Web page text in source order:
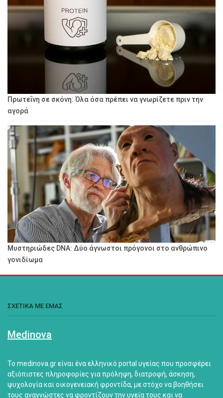
Πρωτεΐνη σε σκόνη: Όλα όσα πρέπει να γνωρίζετε πριν την
αγορά
Μυστηριώδες DNA: Δύο άγνωστοι πρόγονοι στο ανθρώπινο
γονιδίωμα
ΣΧΕΤΙΚΑ ΜΕ ΕΜΑΣ
Medinova
Το medinova.gr είναι ένα ελληνικό portal υγείας που προσφέρει
αξιόπιστες πληροφορίες για πρόληψη, διατροφή, άσκηση,
ψυχολογία και οικογενειακή φροντίδα, με στόχο να βοηθήσει
τους αναγνώστες να φροντίζουν την υγεία τους και να